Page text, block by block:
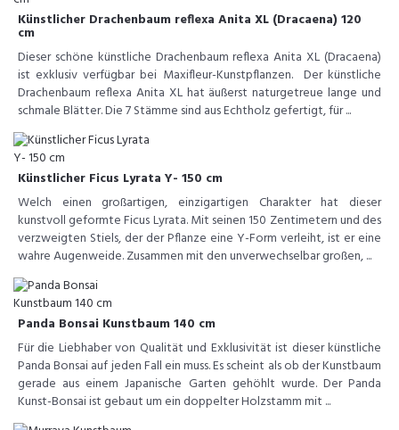
Künstlicher Drachenbaum reflexa Anita XL (Dracaena) 120
cm
Dieser schöne künstliche Drachenbaum reflexa Anita XL (Dracaena)
ist exklusiv verfügbar bei Maxifleur-Kunstpflanzen. Der künstliche
Drachenbaum reflexa Anita XL hat äußerst naturgetreue lange und
schmale Blätter. Die 7 Stämme sind aus Echtholz gefertigt, für ...
Künstlicher Ficus Lyrata Y- 150 cm
Welch einen großartigen, einzigartigen Charakter hat dieser
kunstvoll geformte Ficus Lyrata. Mit seinen 150 Zentimetern und des
verzweigten Stiels, der der Pflanze eine Y-Form verleiht, ist er eine
wahre Augenweide. Zusammen mit den unverwechselbar großen, ...
Panda Bonsai Kunstbaum 140 cm
Für die Liebhaber von Qualität und Exklusivität ist dieser künstliche
Panda Bonsai auf jeden Fall ein muss. Es scheint als ob der Kunstbaum
gerade aus einem Japanische Garten gehöhlt wurde. Der Panda
Kunst-Bonsai ist gebaut um ein doppelter Holzstamm mit ...